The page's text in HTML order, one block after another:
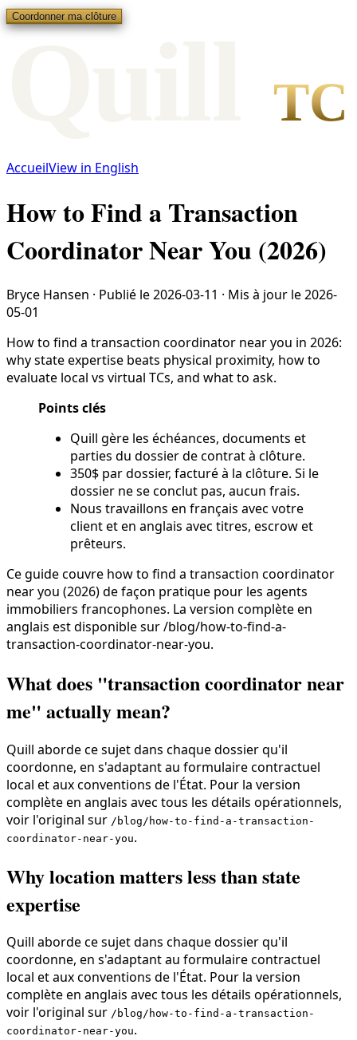
Coordonner ma clôture
TC
AccueilView in English
How to Find a Transaction
Coordinator Near You (2026)
Bryce Hansen · Publié le2026-03-11 · Mis à jour le2026-
05-01
How to find a transaction coordinator near you in 2026:
why state expertise beats physical proximity, how to
evaluate local vs virtual TCs, and what to ask.
Points clés
Quill gère les échéances, documents et
parties du dossier de contrat à clôture.
350$ par dossier, facturé à la clôture. Si le
dossier ne se conclut pas, aucun frais.
Nous travaillons en français avec votre
client et en anglais avec titres, escrow et
prêteurs.
Ce guide couvre how to find a transaction coordinator
near you (2026) de façon pratique pour les agents
immobiliers francophones. La version complète en
anglais est disponible sur /blog/how-to-find-a-
transaction-coordinator-near-you.
What does "transaction coordinator near
me" actually mean?
Quill aborde ce sujet dans chaque dossier qu'il
coordonne, en s'adaptant au formulaire contractuel
local et aux conventions de l'État. Pour la version
complète en anglais avec tous les détails opérationnels,
voir l'original sur /blog/how-to-find-a-transaction-
coordinator-near-you.
Why location matters less than state
expertise
Quill aborde ce sujet dans chaque dossier qu'il
coordonne, en s'adaptant au formulaire contractuel
local et aux conventions de l'État. Pour la version
complète en anglais avec tous les détails opérationnels,
voir l'original sur /blog/how-to-find-a-transaction-
coordinator-near-you.